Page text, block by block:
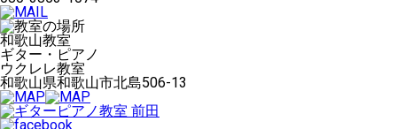
和歌山教室
ギター・ピアノ
ウクレレ教室
和歌山県和歌山市北島506-13